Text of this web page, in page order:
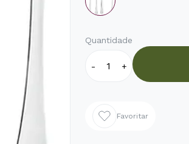
Quantidade
- +
Favoritar